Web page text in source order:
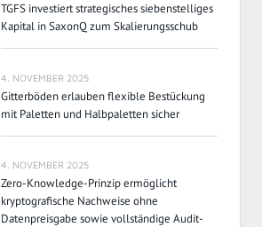
TGFS investiert strategisches siebenstelliges
Kapital in SaxonQ zum Skalierungsschub
4. NOVEMBER 2025
Gitterböden erlauben flexible Bestückung
mit Paletten und Halbpaletten sicher
4. NOVEMBER 2025
Zero-Knowledge-Prinzip ermöglicht
kryptografische Nachweise ohne
Datenpreisgabe sowie vollständige Audit-